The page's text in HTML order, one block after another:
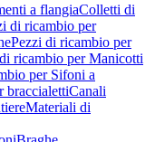
a flangiaColletti di
di ricambio per
Pezzi di ricambio per
ricambio per Manicotti
per Sifoni a
braccialettiCanali
Materiali di